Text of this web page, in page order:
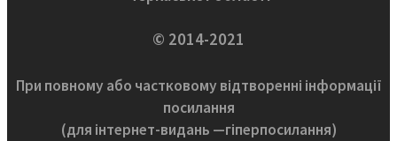
© 2014-2021
При повному або частковому відтворенні інформації
посилання
(для інтернет-видань —гіперпосилання)